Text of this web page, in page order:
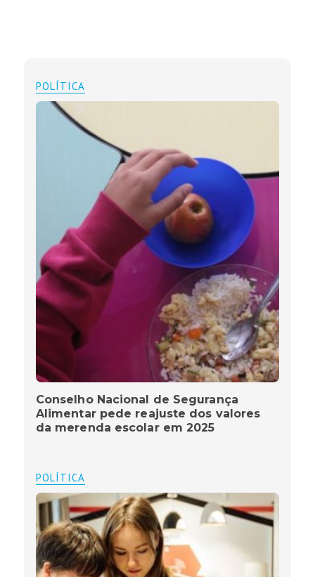
POLÍTICA
Conselho Nacional de Segurança
Alimentar pede reajuste dos valores
da merenda escolar em 2025
POLÍTICA